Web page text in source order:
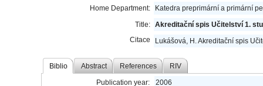
Home Department:
Katedra preprimární a primární
Title: Akreditační spis Učitelství 1.
Citace
Lukášová, H. Akreditační spis
Biblio Abstract References RIV
Publication year: 2006